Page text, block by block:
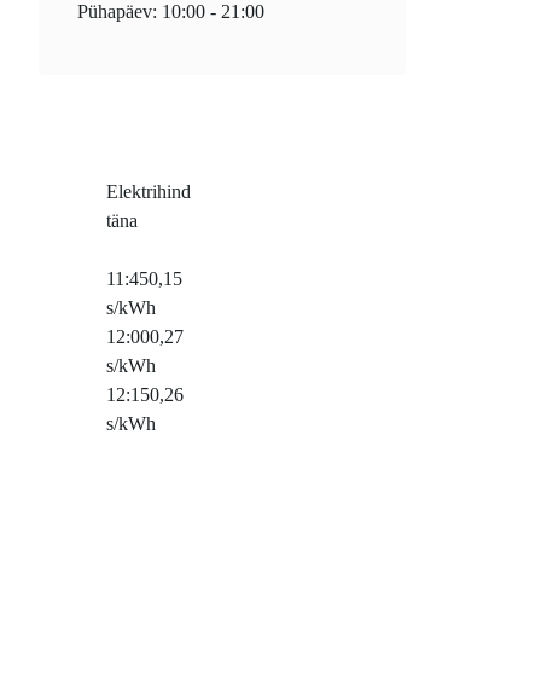
Pühapäev: 10:00 - 21:00
Elektrihind
täna
11:450,15
s/kWh
12:000,27
s/kWh
12:150,26
s/kWh